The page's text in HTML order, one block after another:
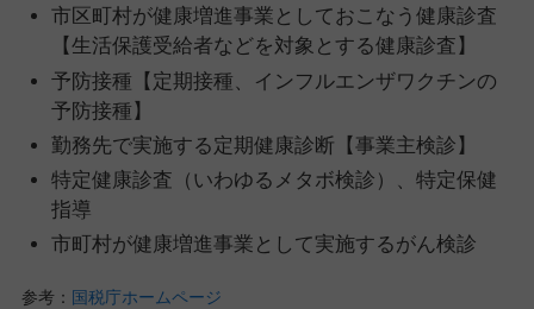
市区町村が健康増進事業としておこなう健康診査
【生活保護受給者などを対象とする健康診査】
予防接種【定期接種、インフルエンザワクチンの
予防接種】
勤務先で実施する定期健康診断【事業主検診】
特定健康診査（いわゆるメタボ検診）、特定保健
指導
市町村が健康増進事業として実施するがん検診
参考： 国税庁ホームページ